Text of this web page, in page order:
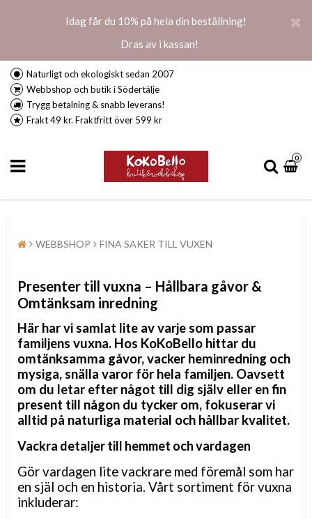
Idag får du 10% på hela din beställning!
Dras av i kassan!
Naturligt och ekologiskt sedan 2007
Webbshop och butik i Södertälje
Trygg betalning & snabb leverans!
Frakt 49 kr. Fraktfritt över 599 kr
0
WEBBSHOP FINA SAKER TILL VUXEN
Presenter till vuxna – Hållbara gåvor &
Omtänksam inredning
Här har vi samlat lite av varje som passar
familjens vuxna. Hos KoKoBello hittar du
omtänksamma gåvor, vacker heminredning och
mysiga, snälla varor för hela familjen. Oavsett
om du letar efter något till dig själv eller en fin
present till någon du tycker om, fokuserar vi
alltid på naturliga material och hållbar kvalitet.
Vackra detaljer till hemmet och vardagen
Gör vardagen lite vackrare med föremål som har
en själ och en historia. Vårt sortiment för vuxna
inkluderar: